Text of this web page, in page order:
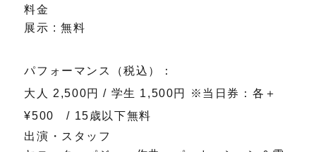
料金
展示 : 無料
パフォーマンス（税込）：
大人 2,500円 / 学生 1,500円 ※当日券：各＋
¥500 / 15歳以下無料
出演・スタッフ